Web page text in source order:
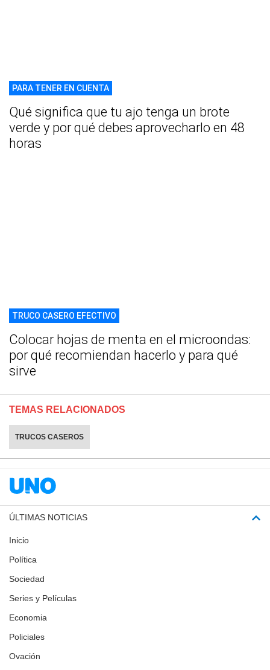
PARA TENER EN CUENTA
Qué significa que tu ajo tenga un brote
verde y por qué debes aprovecharlo en 48
horas
TRUCO CASERO EFECTIVO
Colocar hojas de menta en el microondas:
por qué recomiendan hacerlo y para qué
sirve
TEMAS RELACIONADOS
TRUCOS CASEROS
ÚLTIMAS NOTICIAS
Inicio
Política
Sociedad
Series y Películas
Economia
Policiales
Ovación